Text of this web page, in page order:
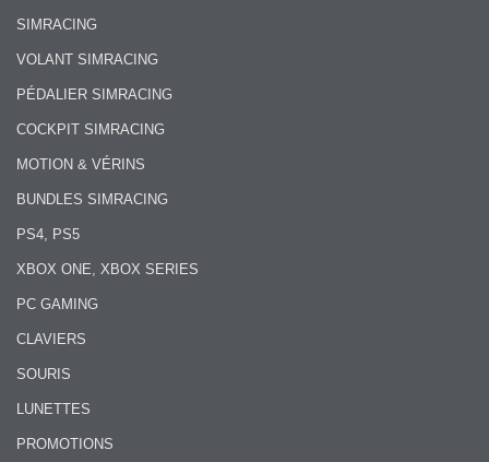
SIMRACING
VOLANT SIMRACING
PÉDALIER SIMRACING
COCKPIT SIMRACING
MOTION & VÉRINS
BUNDLES SIMRACING
PS4, PS5
XBOX ONE, XBOX SERIES
PC GAMING
CLAVIERS
SOURIS
LUNETTES
PROMOTIONS